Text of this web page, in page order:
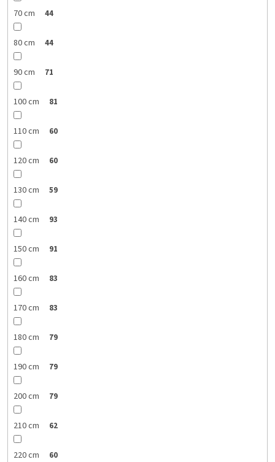
70 cm 44
80 cm 44
90 cm 71
100 cm 81
110 cm 60
120 cm 60
130 cm 59
140 cm 93
150 cm 91
160 cm 83
170 cm 83
180 cm 79
190 cm 79
200 cm 79
210 cm 62
220 cm 60